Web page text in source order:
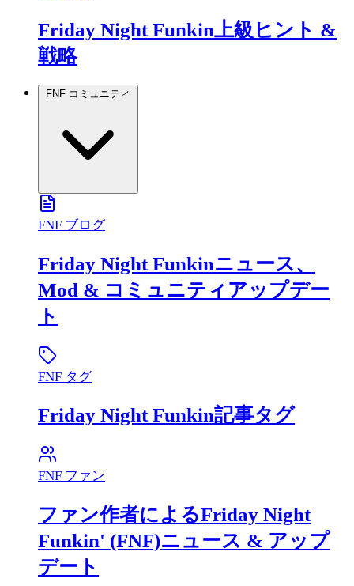
Friday Night Funkin上級ヒント &
戦略
FNF ブログ
Friday Night Funkinニュース、
Mod & コミュニティアップデー
ト
FNF タグ
Friday Night Funkin記事タグ
FNF ファン
ファン作者によるFriday Night
Funkin' (FNF)ニュース & アップ
デート